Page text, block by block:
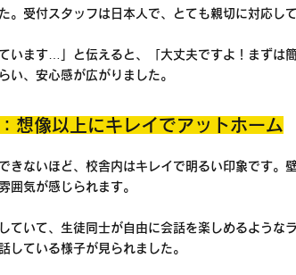
。受付スタッフは日本人で、とても親切に対応し
います…」と伝えると、「大丈夫ですよ！まず
い、安心感が広がりました。
想像以上にキレイでアットホーム
きないほど、校舎内はキレイで明るい印象です
囲気が感じられます。
ていて、生徒同士が自由に会話を楽しめるような
している様子が見られました。